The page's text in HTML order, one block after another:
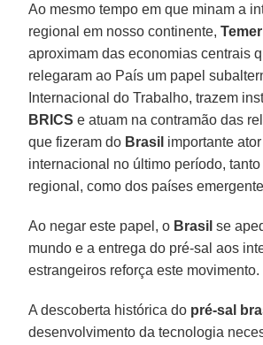
Ao mesmo tempo em que minam a
regional em nosso continente,Temer
aproximam das economias centrais
relegaram ao País um papel
Internacional do Trabalho, trazem
BRICS e atuam na contramão das
que fizeram do Brasil importante
internacional no último período,
regional, como dos países
Ao negar este papel, o Brasil se
mundo e a entrega do pré-sal aos
estrangeiros reforça este movimento.
A descoberta histórica do pré-sal
desenvolvimento da tecnologia